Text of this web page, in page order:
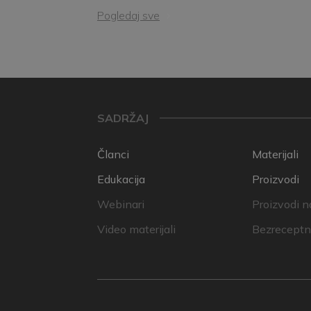
Pogledaj sve
SADRŽAJ
Članci
Edukacija
Webinari
Video materijali
Materijali
Proizvodi
Proizvodi